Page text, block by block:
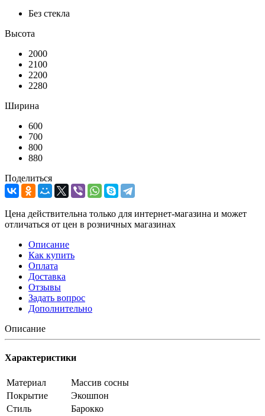
Без стекла
Высота
2000
2100
2200
2280
Ширина
600
700
800
880
Поделиться
Цена действительна только для интернет-магазина и может
отличаться от цен в розничных магазинах
Описание
Как купить
Оплата
Доставка
Отзывы
Задать вопрос
Дополнительно
Описание
Характеристики
Материал
Массив сосны
Покрытие
Экошпон
Стиль
Барокко